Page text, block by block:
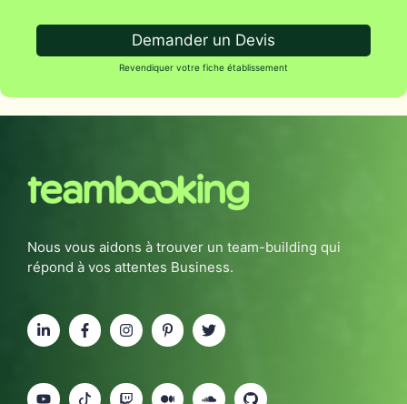
Demander un Devis
Revendiquer votre fiche établissement
Nous vous aidons à trouver un team-building qui
répond à vos attentes Business.